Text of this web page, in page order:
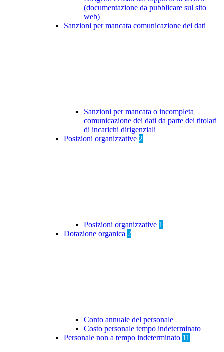
(documentazione da pubblicare sul sito
web)
Sanzioni per mancata comunicazione dei dati
Sanzioni per mancata o incompleta
comunicazione dei dati da parte dei titolari
di incarichi dirigenziali
Posizioni organizzative 2
Posizioni organizzative 1
Dotazione organica 2
Conto annuale del personale
Costo personale tempo indeterminato
Personale non a tempo indeterminato 11